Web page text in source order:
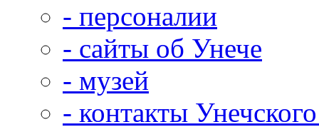
- персоналии
- сайты об Унече
- музей
- контакты